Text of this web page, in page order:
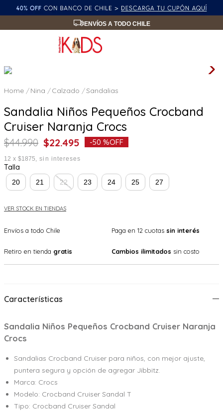
ENVÍOS A TODO CHILE
Nina Calzado Sandalias
Sandalia Niños Pequeños Crocband
Cruiser Naranja Crocs
$44.990 $22.495 -50 %OFF
12 x $1875 sin intereses
Talla
20 21 22 23 24 25 27
VER STOCK EN TIENDAS
Envíos a todo Chile Paga en 12 cuotas sin interés
Retiro en tienda gratis Cambios ilimitados sin costo
Características
Sandalia Niños Pequeños Crocband Cruiser Naranja
Crocs
Sandalias Crocband Cruiser para niños, con mejor ajuste,
puntera segura y opción de agregar Jibbitz.
Marca: Crocs
Modelo: Crocband Cruiser Sandal T
Tipo: Crocband Cruiser Sandal